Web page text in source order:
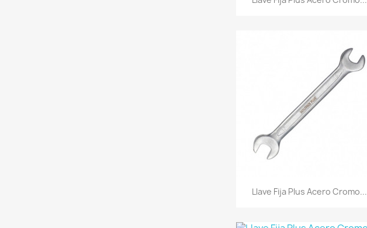
Vista rápida
Llave Fija Plus Acero Cromo...